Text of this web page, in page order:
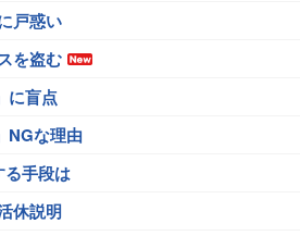
戸惑い
を盗む
に盲点
NGな理由
る手段は
休説明